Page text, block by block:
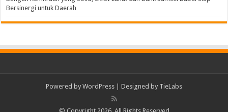
Bersinergi untuk Daerah
Powered by WordPress | Designed by TieLabs